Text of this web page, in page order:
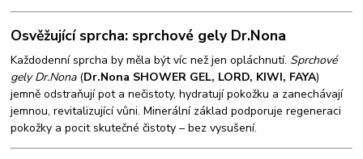
Osvěžující sprcha: sprchové gely Dr.Nona
Každodenní sprcha by měla být víc než jen opláchnutí. Sprchové
gely Dr.Nona(Dr.Nona SHOWER GEL, LORD, KIWI, FAYA)
jemně odstraňují pot a nečistoty, hydratují pokožku a zanechávají
jemnou, revitalizující vůni. Minerální základ podporuje regeneraci
pokožky a pocit skutečné čistoty – bez vysušení.